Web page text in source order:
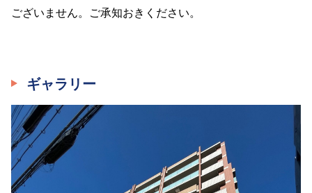
ございません。ご承知おきください。
ギャラリー